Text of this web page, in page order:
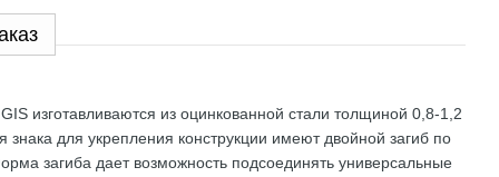
изготавливаются из оцинкованной стали толщиной 0,8-1,2
для укрепления конструкции имеют двойной загиб по
загиба дает возможность подсоединять универсальные